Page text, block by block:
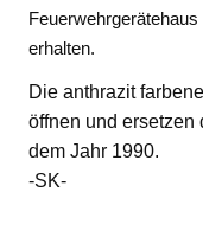
erhalten.
Die anthrazit
öffnen und ersetzen
dem Jahr 1990.
-SK-